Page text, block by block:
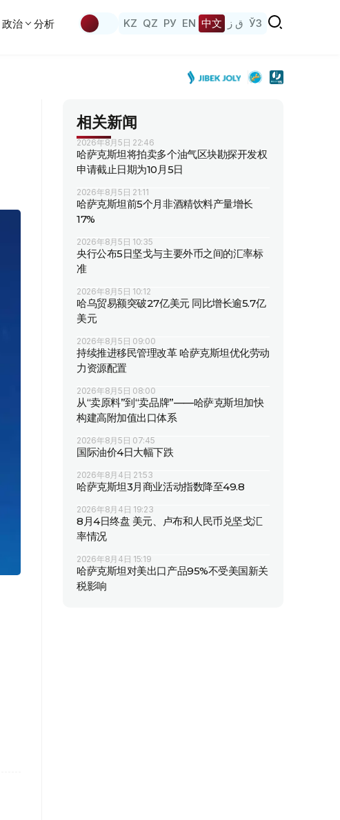
政治 分析 KZ QZ РУ EN 中文 ق ز ЎЗ
相关新闻
2026年8月5日 22:46
哈萨克斯坦将拍卖多个油气区块勘探开发权
申请截止日期为10月5日
2026年8月5日 21:11
哈萨克斯坦前5个月非酒精饮料产量增长
17%
2026年8月5日 10:35
央行公布5日坚戈与主要外币之间的汇率标
准
2026年8月5日 10:12
哈乌贸易额突破27亿美元 同比增长逾5.7亿
美元
2026年8月5日 09:00
持续推进移民管理改革 哈萨克斯坦优化劳动
力资源配置
2026年8月5日 08:00
从“卖原料”到“卖品牌”——哈萨克斯坦加快
构建高附加值出口体系
2026年8月5日 07:45
国际油价4日大幅下跌
2026年8月4日 21:53
哈萨克斯坦3月商业活动指数降至49.8
2026年8月4日 19:23
8月4日终盘 美元、卢布和人民币兑坚戈汇
率情况
2026年8月4日 15:19
哈萨克斯坦对美出口产品95%不受美国新关
税影响